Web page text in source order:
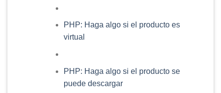
PHP: Haga algo si el producto es
virtual
PHP: Haga algo si el producto se
puede descargar